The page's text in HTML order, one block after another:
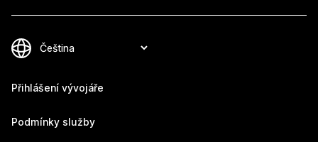
Přihlášení vývojáře
Podmínky služby